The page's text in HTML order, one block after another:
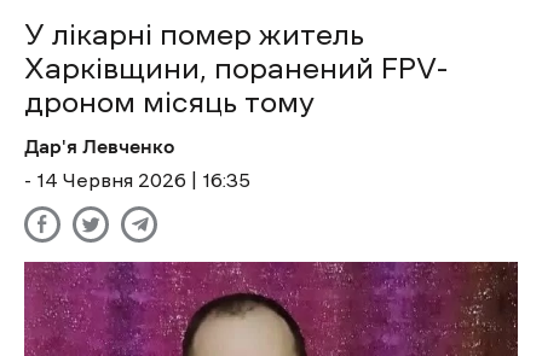
У лікарні помер житель
Харківщини, поранений FPV-
дроном місяць тому
Дар'я Левченко
- 14 Червня 2026 | 16:35